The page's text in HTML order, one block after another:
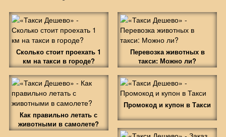
Сколько стоит проехать 1
км на такси в городе?
Перевозка животных в
такси: Можно ли?
Как правильно летать с
животными в самолете?
Промокод и купон в Такси